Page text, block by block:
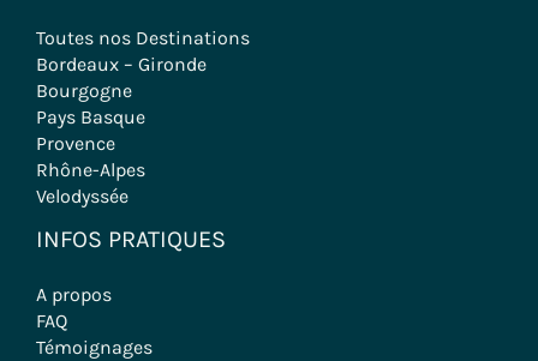
Toutes nos Destinations
Bordeaux – Gironde
Bourgogne
Pays Basque
Provence
Rhône-Alpes
Velodyssée
INFOS PRATIQUES
A propos
FAQ
Témoignages